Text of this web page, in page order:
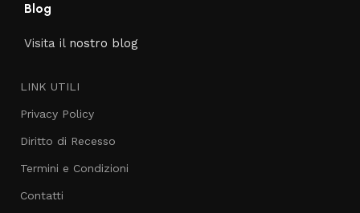
Blog
Visita il nostro blog
LINK UTILI
Privacy Policy
Diritto di Recesso
Termini e Condizioni
Contatti